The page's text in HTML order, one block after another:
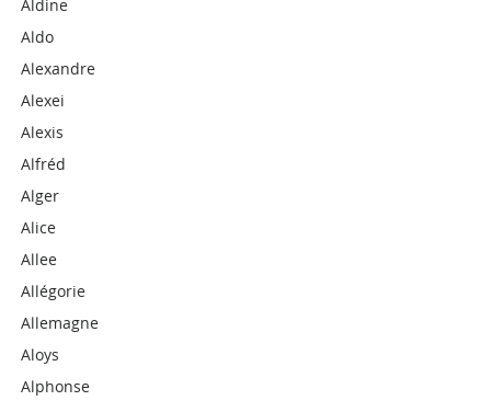
Aldine
Aldo
Alexandre
Alexei
Alexis
Alfréd
Alger
Alice
Allee
Allégorie
Allemagne
Aloys
Alphonse